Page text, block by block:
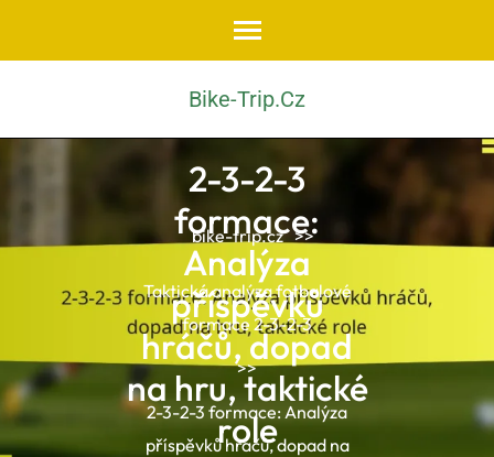
Bike-Trip.cz
2-3-2-3
formace:
Analýza
příspěvků
hráčů, dopad
na hru, taktické
role
bike-trip.cz >>
Taktická analýza fotbalové
formace 2-3-2-3
>>
2-3-2-3 formace: Analýza
příspěvků hráčů, dopad na